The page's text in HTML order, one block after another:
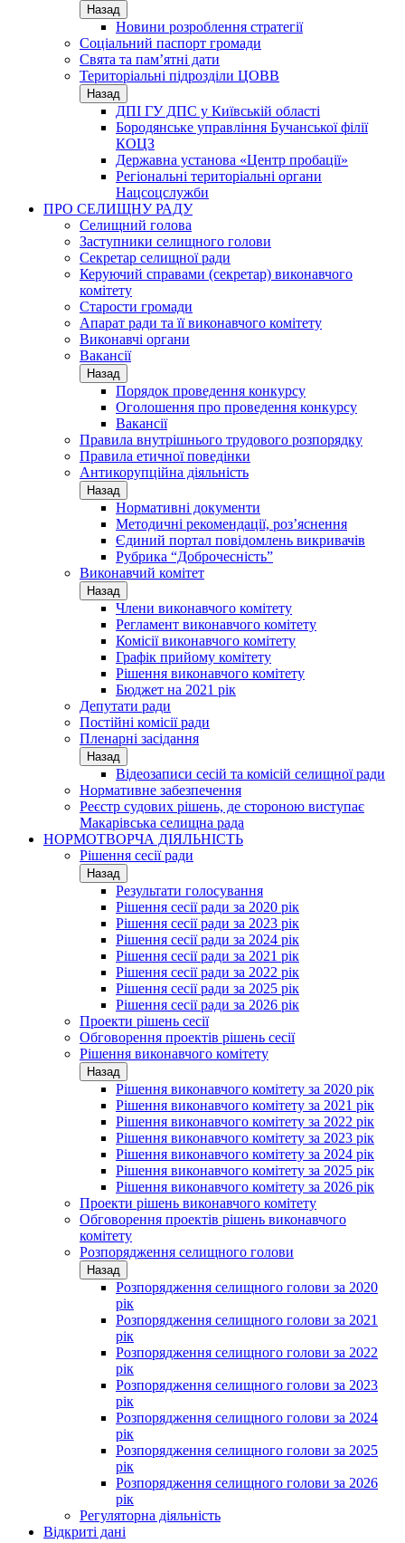
Назад
Новини розроблення стратегії
Соціальний паспорт громади
Свята та пам’ятні дати
Територіальні підрозділи ЦОВВ
Назад
ДПІ ГУ ДПС у Київській області
Бородянське управління Бучанської філії
КОЦЗ
Державна установа «Центр пробації»
Регіональні територіальні органи
Нацсоцслужби
ПРО СЕЛИЩНУ РАДУ
Селищний голова
Заступники селищного голови
Секретар селищної ради
Керуючий справами (секретар) виконавчого
комітету
Старости громади
Апарат ради та її виконавчого комітету
Виконавчі органи
Вакансії
Назад
Порядок проведення конкурсу
Оголошення про проведення конкурсу
Вакансії
Правила внутрішнього трудового розпорядку
Правила етичної поведінки
Антикорупційна діяльність
Назад
Нормативні документи
Методичні рекомендації, роз’яснення
Єдиний портал повідомлень викривачів
Рубрика “Доброчесність”
Виконавчий комітет
Назад
Члени виконавчого комітету
Регламент виконавчого комітету
Комісії виконавчого комітету
Графік прийому комітету
Рішення виконавчого комітету
Бюджет на 2021 рік
Депутати ради
Постійні комісії ради
Пленарні засідання
Назад
Відеозаписи сесій та комісій селищної ради
Нормативне забезпечення
Реєстр судових рішень, де стороною виступає
Макарівська селищна рада
НОРМОТВОРЧА ДІЯЛЬНІСТЬ
Рішення сесії ради
Назад
Результати голосування
Рішення сесії ради за 2020 рік
Рішення сесії ради за 2023 рік
Рішення сесії ради за 2024 рік
Рішення сесії ради за 2021 рік
Рішення сесії ради за 2022 рік
Рішення сесії ради за 2025 рік
Рішення сесії ради за 2026 рік
Проекти рішень сесії
Обговорення проектів рішень сесії
Рішення виконавчого комітету
Назад
Рішення виконавчого комітету за 2020 рік
Рішення виконавчого комітету за 2021 рік
Рішення виконавчого комітету за 2022 рік
Рішення виконавчого комітету за 2023 рік
Рішення виконавчого комітету за 2024 рік
Рішення виконавчого комітету за 2025 рік
Рішення виконавчого комітету за 2026 рік
Проекти рішень виконавчого комітету
Обговорення проектів рішень виконавчого
комітету
Розпорядження селищного голови
Назад
Розпорядження селищного голови за 2020
рік
Розпорядження селищного голови за 2021
рік
Розпорядження селищного голови за 2022
рік
Розпорядження селищного голови за 2023
рік
Розпорядження селищного голови за 2024
рік
Розпорядження селищного голови за 2025
рік
Розпорядження селищного голови за 2026
рік
Регуляторна діяльність
Відкриті дані